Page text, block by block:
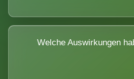
Welche Auswirkungen